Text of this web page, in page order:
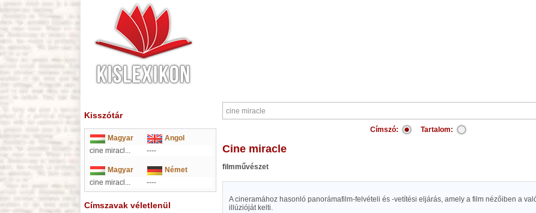
Kisszótár
Magyar
Angol
cine miracl...
----
Magyar
Német
cine miracl...
----
Címszavak véletlenül
Címszó: Tartalom:
cine miracle
filmművészet
A cineramához hasonló panorámafilm-felvételi és -vetítési eljárás, amely a film nézőiben a
illúzióját kelti.